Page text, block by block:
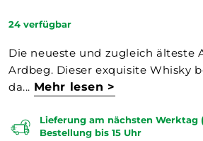
24 verfügbar
Die neueste und zugleich älteste
Ardbeg. Dieser exquisite Whisky
da... Mehr lesen >
Lieferung am nächsten Werktag
Bestellung bis 15 Uhr